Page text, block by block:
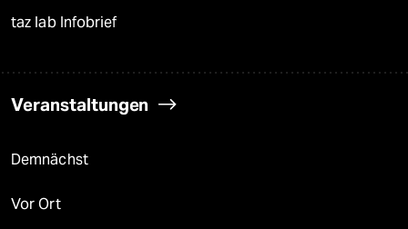
taz lab Infobrief
Veranstaltungen
Demnächst
Vor Ort